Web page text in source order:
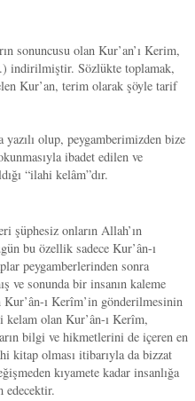
sonuncusu olan Kur’an’ı Kerim,
indirilmiştir. Sözlükte toplamak,
Kur’an, terim olarak şöyle tarif
olup, peygamberimizden bize
ibadet edilen ve
“ilahi kelâm”dır.
şüphesiz onların Allah’ın
bu özellik sadece Kur’ân-ı
peygamberlerinden sonra
ve sonunda bir insanın kaleme
ı Kerîm’in gönderilmesinin
kelam olan Kur’ân-ı Kerîm,
bilgi ve hikmetlerini de içeren en
kitap olması itibarıyla da bizzat
kıyamete kadar insanlığa
edecektir.